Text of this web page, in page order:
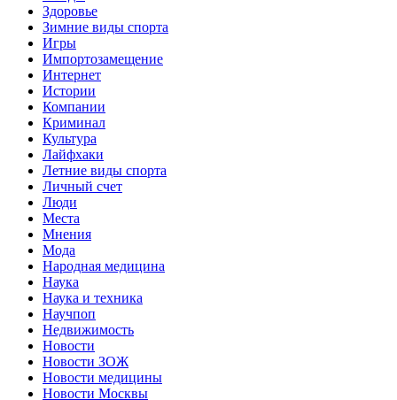
Здоровье
Зимние виды спорта
Игры
Импортозамещение
Интернет
Истории
Компании
Криминал
Культура
Лайфхаки
Летние виды спорта
Личный счет
Люди
Места
Мнения
Мода
Народная медицина
Наука
Наука и техника
Научпоп
Недвижимость
Новости
Новости ЗОЖ
Новости медицины
Новости Москвы